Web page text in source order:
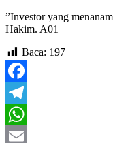
”Investor yang
Hakim. A01
Baca: 197
Facebook
Telegram
WhatsApp